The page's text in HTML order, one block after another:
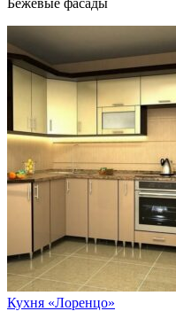
Кухня «Лоренцо»